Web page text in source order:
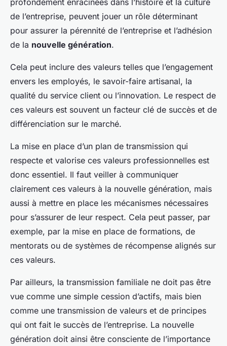
profondément enracinées dans l’histoire et la culture
de l’entreprise, peuvent jouer un rôle déterminant
pour assurer la pérennité de l’entreprise et l’adhésion
de la nouvelle génération.
Cela peut inclure des valeurs telles que l’engagement
envers les employés, le savoir-faire artisanal, la
qualité du service client ou l’innovation. Le respect de
ces valeurs est souvent un facteur clé de succès et de
différenciation sur le marché.
La mise en place d’un plan de transmission qui
respecte et valorise ces valeurs professionnelles est
donc essentiel. Il faut veiller à communiquer
clairement ces valeurs à la nouvelle génération, mais
aussi à mettre en place les mécanismes nécessaires
pour s’assurer de leur respect. Cela peut passer, par
exemple, par la mise en place de formations, de
mentorats ou de systèmes de récompense alignés sur
ces valeurs.
Par ailleurs, la transmission familiale ne doit pas être
vue comme une simple cession d’actifs, mais bien
comme une transmission de valeurs et de principes
qui ont fait le succès de l’entreprise. La nouvelle
génération doit ainsi être consciente de l’importance